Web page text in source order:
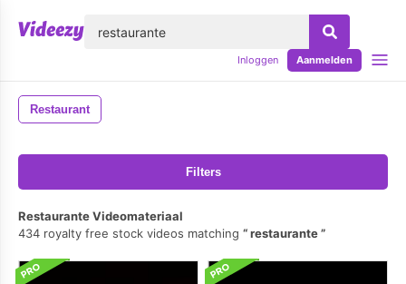
Inloggen Aanmelden
Restaurant
Filters
Restaurante Videomateriaal
434 royalty free stock videos matching
restaurante